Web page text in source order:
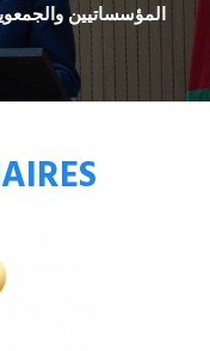
المؤسساتيين